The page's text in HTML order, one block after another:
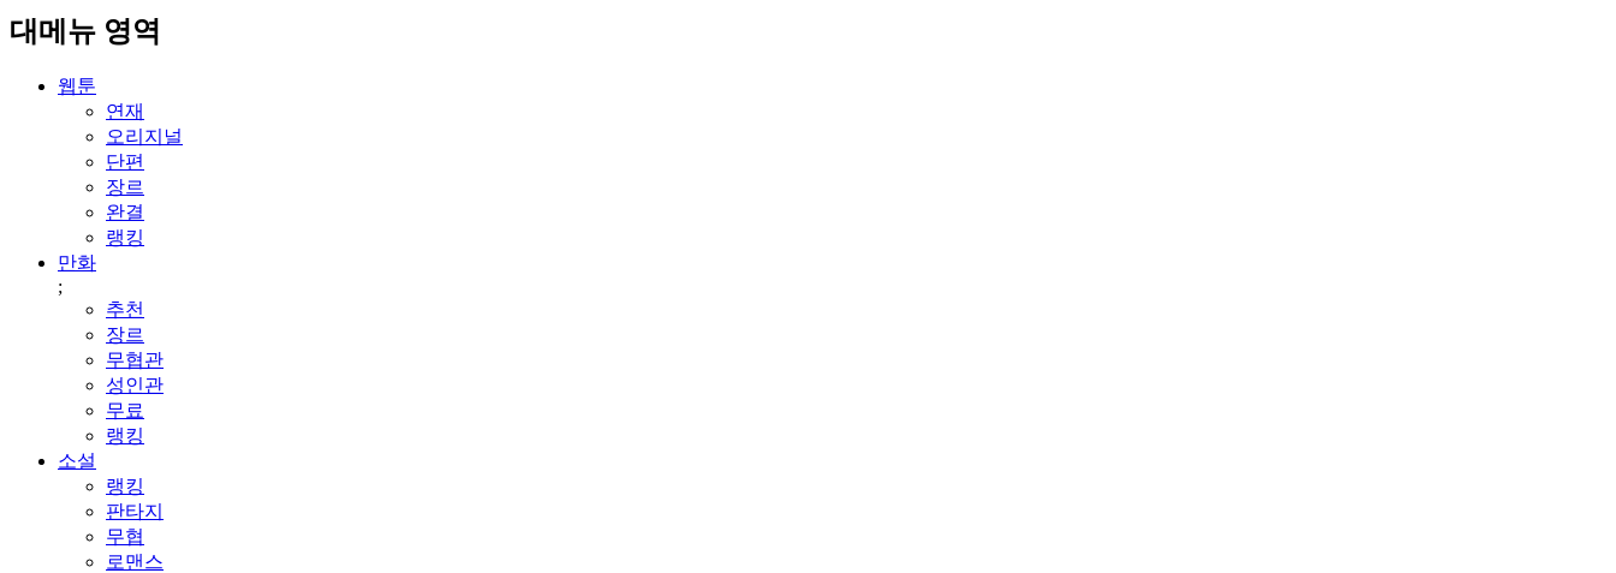
대메뉴 영역
웹툰
연재
오리지널
단편
장르
완결
랭킹
만화
;
추천
장르
무협관
성인관
무료
랭킹
소설
랭킹
판타지
무협
로맨스